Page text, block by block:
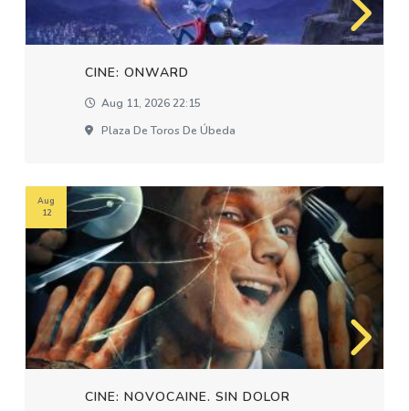
CINE: ONWARD
Aug 11, 2026 22:15
Plaza De Toros De Úbeda
CINE: NOVOCAINE. SIN DOLOR
Aug
12